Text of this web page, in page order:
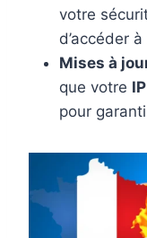
votre
d’accéder
Mises à
que votre
pour